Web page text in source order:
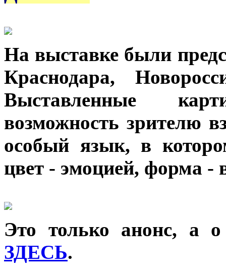
На выставке были
Краснодара,
Выставленные
возможность зрителю
особый язык, в
цвет - эмоцией, форма -
Это только анонс, а
ЗДЕСЬ.